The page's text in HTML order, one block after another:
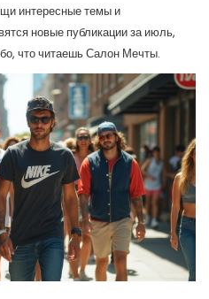
интересные темы и
новые публикации за июль,
что читаешь Салон Мечты.